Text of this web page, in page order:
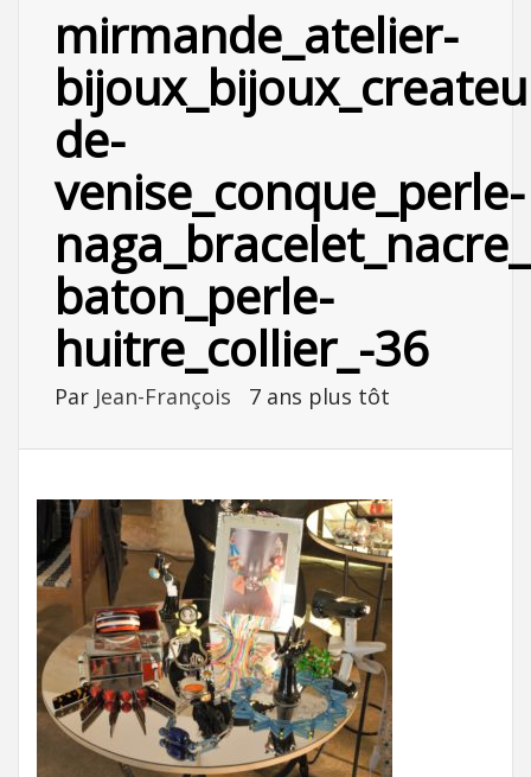
mirmande_atelier-
de-
venise_conque_perle-
baton_perle-
huitre_collier_-36
Par Jean-François 7 ans plus tôt